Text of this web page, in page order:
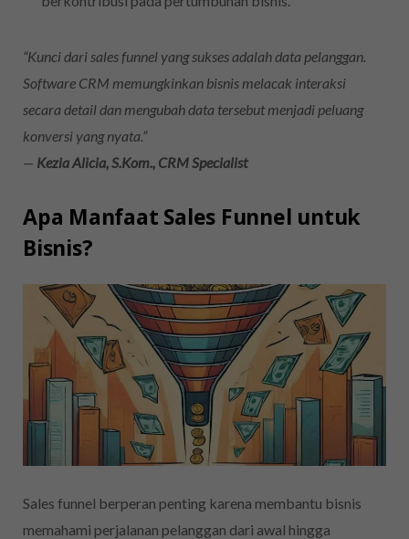
“Kunci dari sales funnel yang sukses adalah data pelanggan.
Software CRM memungkinkan bisnis melacak interaksi
secara detail dan mengubah data tersebut menjadi peluang
konversi yang nyata.”
— Kezia Alicia, S.Kom., CRM Specialist
Apa Manfaat Sales Funnel untuk
Bisnis?
Sales funnel berperan penting karena membantu bisnis
memahami perjalanan pelanggan dari awal hingga